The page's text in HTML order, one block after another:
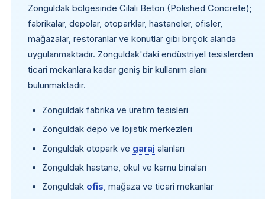
Zonguldak bölgesinde Cilalı Beton (Polished Concrete);
fabrikalar, depolar, otoparklar, hastaneler, ofisler,
mağazalar, restoranlar ve konutlar gibi birçok alanda
uygulanmaktadır. Zonguldak'daki endüstriyel tesislerden
ticari mekanlara kadar geniş bir kullanım alanı
bulunmaktadır.
Zonguldak fabrika ve üretim tesisleri
Zonguldak depo ve lojistik merkezleri
Zonguldak otopark ve garaj alanları
Zonguldak hastane, okul ve kamu binaları
Zonguldak ofis, mağaza ve ticari mekanlar